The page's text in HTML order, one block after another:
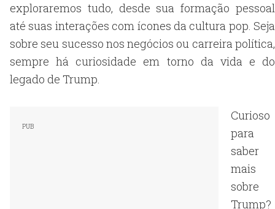
exploraremos tudo, desde sua formação pessoal
até suas interações com ícones da cultura pop. Seja
sobre seu sucesso nos negócios ou carreira política,
sempre há curiosidade em torno da vida e do
legado de Trump.
Curioso
para
saber
mais
sobre
Trump?